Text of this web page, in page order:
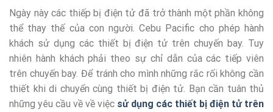
Ngày này các thiếp bị điện tử đã trở thành một phần không
thể thay thế của con người. Cebu Pacific cho phép hành
khách sử dụng các thiết bị điện tử trên chuyến bay. Tuy
nhiên hành khách phải theo sự chỉ dẫn của các tiếp viên
trên chuyến bay. Để tránh cho mình những rắc rối không cần
thiết khi di chuyển cùng thiết bị điện tử. Bạn cần tuân thủ
những yêu cầu về về việc sử dụng các thiết bị điện tử trên